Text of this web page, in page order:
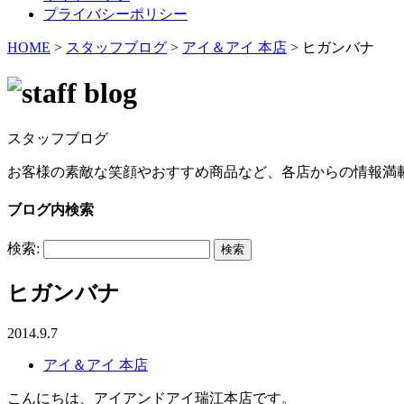
プライバシーポリシー
HOME > スタッフブログ > アイ＆アイ 本店 > ヒガンバナ
スタッフブログ
お客様の素敵な笑顔やおすすめ商品など、各店からの情報満
ブログ内検索
検索:
ヒガンバナ
2014.9.7
アイ＆アイ 本店
こんにちは、アイアンドアイ瑞江本店です。